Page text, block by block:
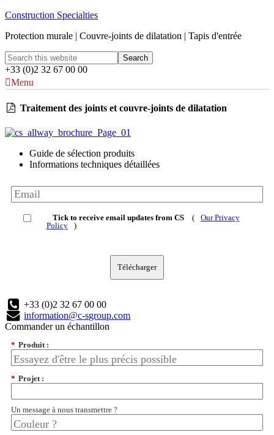
Construction Specialties
Protection murale | Couvre-joints de dilatation | Tapis d'entrée
+33 (0)2 32 67 00 00
Menu
Traitement des joints et couvre-joints de dilatation
Guide de sélection produits
Informations techniques détaillées
Tick to receive email updates from CS (
Our Privacy
Policy
)
Télécharger
+33 (0)2 32 67 00 00
information@c-sgroup.com
Commander un échantillon
* Produit :
* Projet :
Un message à nous transmettre ?